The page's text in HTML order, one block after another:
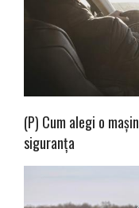
(P) Cum alegi o
siguranța